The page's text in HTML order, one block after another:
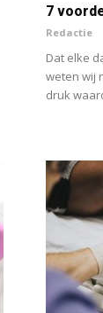
7
Redactie
Dat elke
weten wij
druk